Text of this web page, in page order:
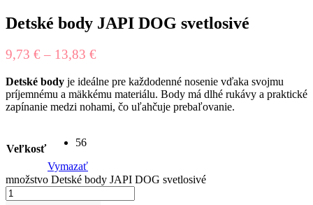
Detské body JAPI DOG svetlosivé
9,73 € – 13,83 €
Detské body je ideálne pre každodenné nosenie vďaka svojmu
príjemnému a mäkkému materiálu. Body má dlhé rukávy a praktické
zapínanie medzi nohami, čo uľahčuje prebaľovanie.
Veľkosť
56
Vymazať
množstvo Detské body JAPI DOG svetlosivé